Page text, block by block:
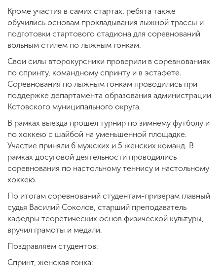
Кроме участия в самих стартах, ребята также
обучились основам прокладывания лыжной трассы и
подготовки стартового стадиона для соревнований
вольным стилем по лыжным гонкам.
Свои силы второкурсники проверили в соревнованиях
по спринту, командному спринту и в эстафете.
Соревнования по лыжным гонкам проводились при
поддержке департамента образования администрации
Кстовского муниципального округа.
В рамках выезда прошел турнир по зимнему футболу и
по хоккею с шайбой на уменьшенной площадке.
Участие приняли 6 мужских и 5 женских команд. В
рамках досуговой деятельности проводились
соревнования по настольному теннису и настольному
хоккею.
По итогам соревнований студентам-призёрам главный
судья Василий Соколов, старший преподаватель
кафедры теоретических основ физической культуры,
вручил грамоты и медали.
Поздравляем студентов:
Спринт, женская гонка: